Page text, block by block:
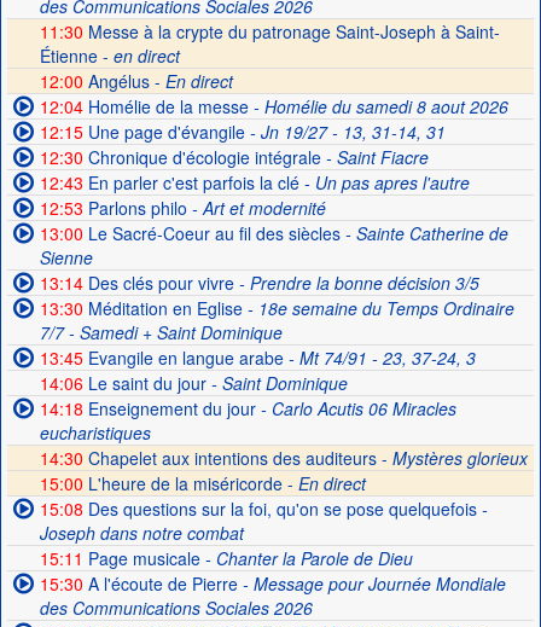
des Communications Sociales 2026
11:30 Messe à la crypte du patronage Saint-Joseph à Saint-
Étienne - en direct
12:00 Angélus - En direct
12:04Homélie de la messe- Homélie du samedi 8 aout 2026
12:15Une page d'évangile- Jn 19/27 - 13, 31-14, 31
12:30 Chronique d'écologie intégrale- Saint Fiacre
12:43 En parler c'est parfois la clé- Un pas apres l'autre
12:53 Parlons philo - Art et modernité
13:00 Le Sacré-Coeur au fil des siècles- Sainte Catherine de
Sienne
13:14Des clés pour vivre- Prendre la bonne décision 3/5
13:30 Méditation en Eglise- 18e semaine du Temps Ordinaire
7/7 - Samedi + Saint Dominique
13:45Evangile en langue arabe- Mt 74/91 - 23, 37-24, 3
14:06Le saint du jour- Saint Dominique
14:18 Enseignement du jour- Carlo Acutis 06 Miracles
eucharistiques
14:30 Chapelet aux intentions des auditeurs - Mystères glorieux
15:00 L'heure de la miséricorde - En direct
15:08 Des questions sur la foi, qu'on se pose quelquefois-
Joseph dans notre combat
15:11 Page musicale- Chanter la Parole de Dieu
15:30 A l'écoute de Pierre- Message pour Journée Mondiale
des Communications Sociales 2026